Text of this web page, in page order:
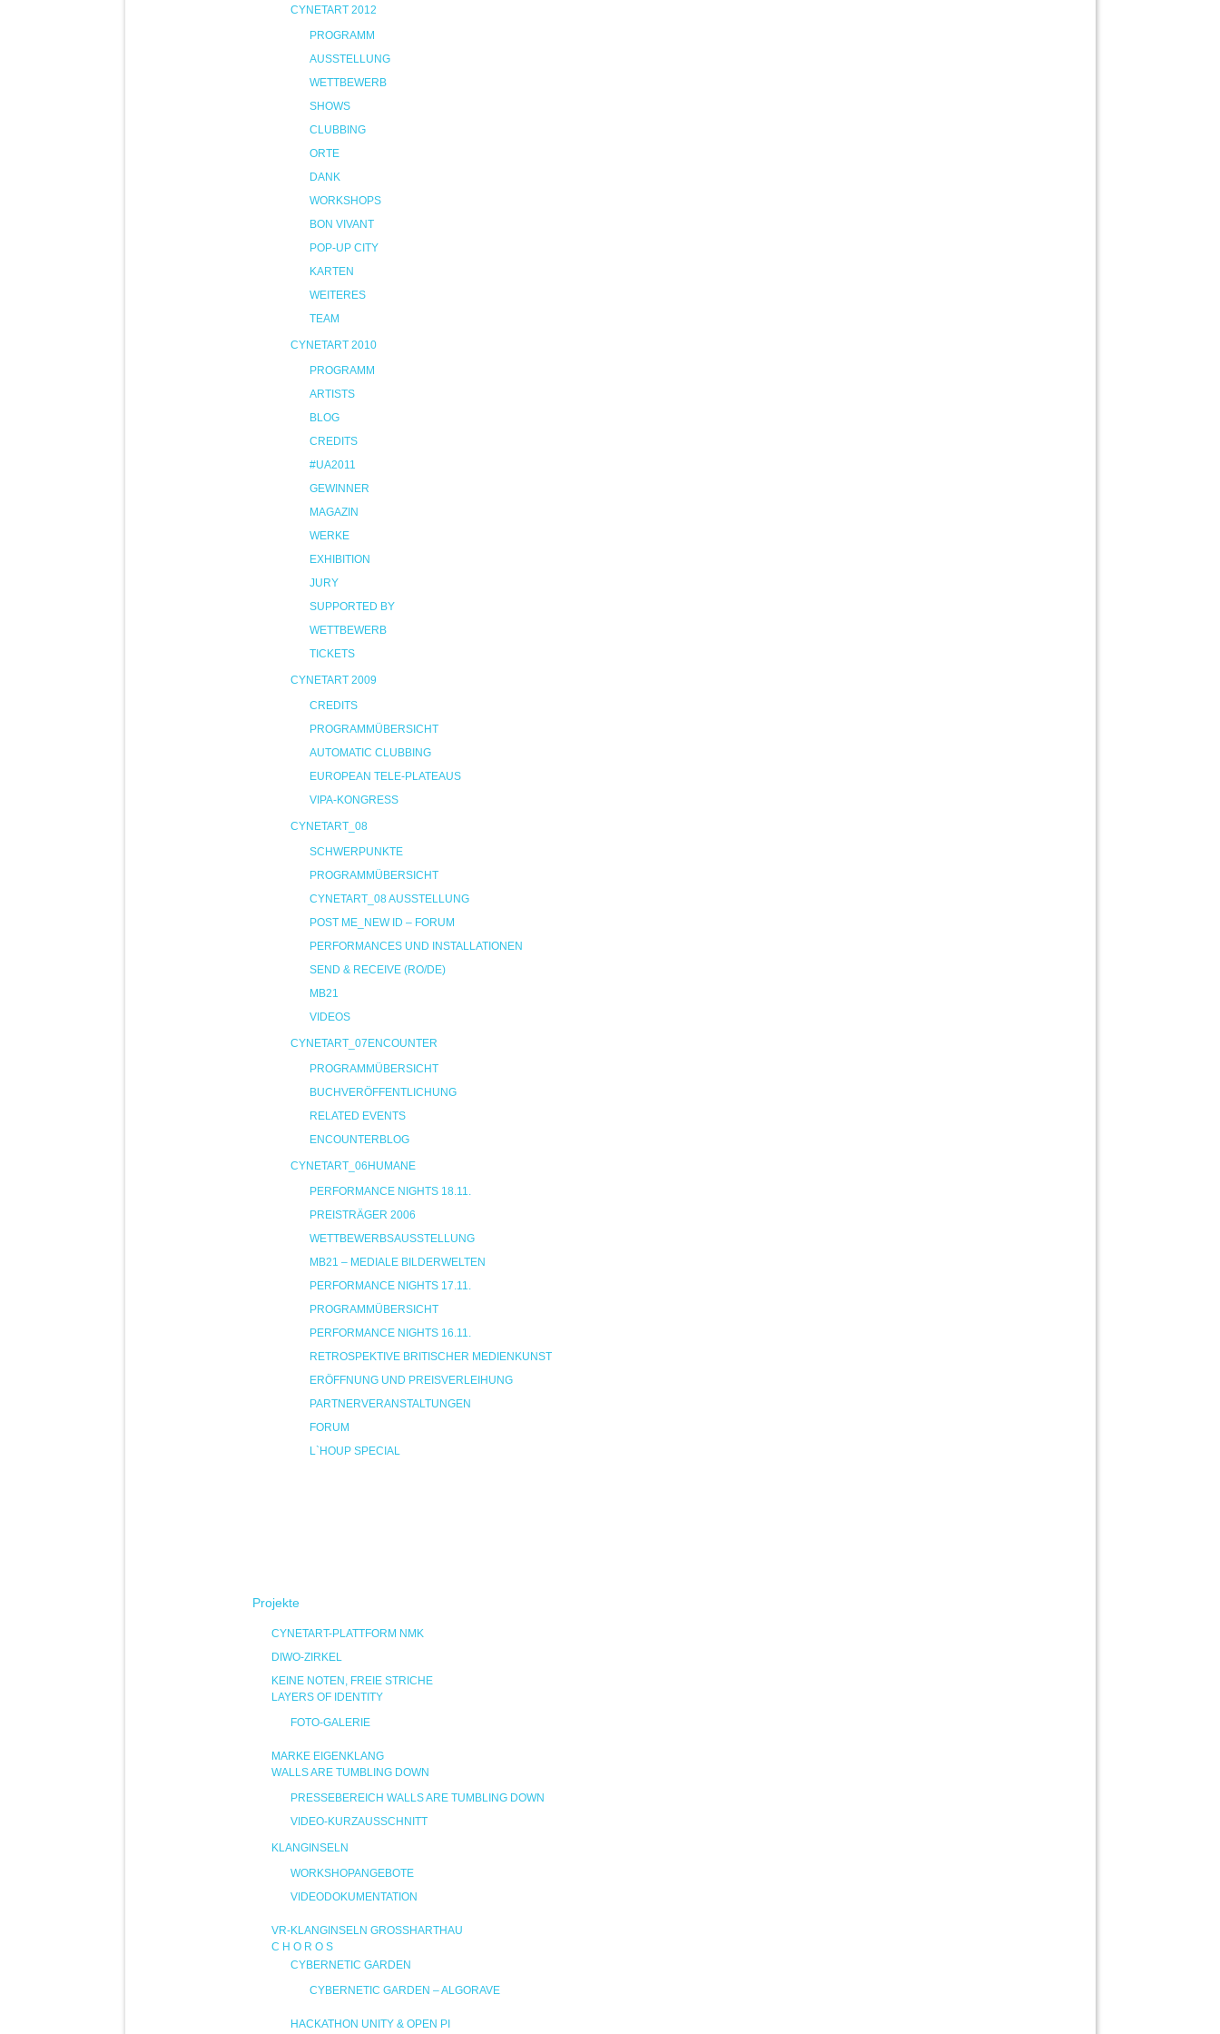
CYNETART 2012
PROGRAMM
AUSSTELLUNG
WETTBEWERB
SHOWS
CLUBBING
ORTE
DANK
WORKSHOPS
BON VIVANT
POP-UP CITY
KARTEN
WEITERES
TEAM
CYNETART 2010
PROGRAMM
ARTISTS
BLOG
CREDITS
#UA2011
GEWINNER
MAGAZIN
WERKE
EXHIBITION
JURY
SUPPORTED BY
WETTBEWERB
TICKETS
CYNETART 2009
CREDITS
PROGRAMMÜBERSICHT
AUTOMATIC CLUBBING
EUROPEAN TELE-PLATEAUS
VIPA-KONGRESS
CYNETART_08
SCHWERPUNKTE
PROGRAMMÜBERSICHT
CYNETART_08 AUSSTELLUNG
POST ME_NEW ID – FORUM
PERFORMANCES UND INSTALLATIONEN
SEND & RECEIVE (RO/DE)
MB21
VIDEOS
CYNETART_07ENCOUNTER
PROGRAMMÜBERSICHT
BUCHVERÖFFENTLICHUNG
RELATED EVENTS
ENCOUNTERBLOG
CYNETART_06HUMANE
PERFORMANCE NIGHTS 18.11.
PREISTRÄGER 2006
WETTBEWERBSAUSSTELLUNG
MB21 – MEDIALE BILDERWELTEN
PERFORMANCE NIGHTS 17.11.
PROGRAMMÜBERSICHT
PERFORMANCE NIGHTS 16.11.
RETROSPEKTIVE BRITISCHER MEDIENKUNST
ERÖFFNUNG UND PREISVERLEIHUNG
PARTNERVERANSTALTUNGEN
FORUM
L`HOUP SPECIAL
Projekte
CYNETART-PLATTFORM NMK
DIWO-ZIRKEL
KEINE NOTEN, FREIE STRICHE
LAYERS OF IDENTITY
FOTO-GALERIE
MARKE EIGENKLANG
WALLS ARE TUMBLING DOWN
PRESSEBEREICH WALLS ARE TUMBLING DOWN
VIDEO-KURZAUSSCHNITT
KLANGINSELN
WORKSHOPANGEBOTE
VIDEODOKUMENTATION
VR-KLANGINSELN GROSSHARTHAU
C H O R O S
CYBERNETIC GARDEN
CYBERNETIC GARDEN – ALGORAVE
HACKATHON UNITY & OPEN PI